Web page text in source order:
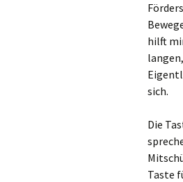
hilft
sich.
Die
Taste